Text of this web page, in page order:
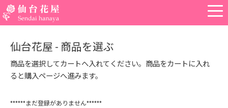
仙台花屋 - 商品を選ぶ
商品を選択してカートへ入れてください。商品をカートに入れ
ると購入ページへ進みます。
******まだ登録がありません******